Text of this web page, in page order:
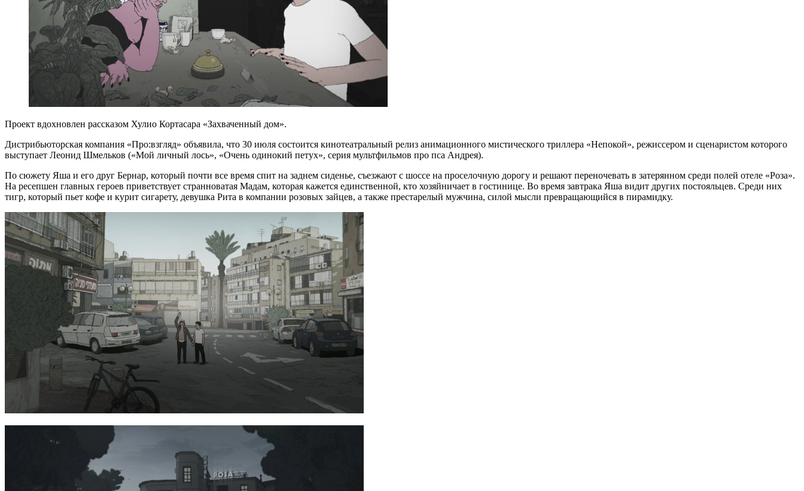
Проект вдохновлен рассказом Хулио Кортасара «Захваченный дом».
Дистрибьюторская компания «Про:взгляд» объявила, что 30 июля состоится кинотеатральный релиз анимационного мистического триллера «Непокой», режиссером и сценаристом которого
выступает Леонид Шмельков («Мой личный лось», «Очень одинокий петух», серия мультфильмов про пса Андрея).
По сюжету Яша и его друг Бернар, который почти все время спит на заднем сиденье, съезжают с шоссе на проселочную дорогу и решают переночевать в затерянном среди полей отеле «Роза».
На ресепшен главных героев приветствует странноватая Мадам, которая кажется единственной, кто хозяйничает в гостинице. Во время завтрака Яша видит других постояльцев. Среди них
тигр, который пьет кофе и курит сигарету, девушка Рита в компании розовых зайцев, а также престарелый мужчина, силой мысли превращающийся в пирамидку.